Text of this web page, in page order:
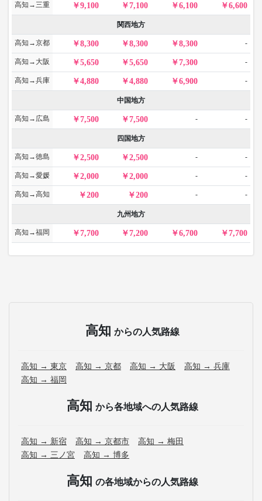
高知→三重 9,100 7,100 6,100 6,600
関西地方
高知→京都 8,300 8,300 8,300 -
高知→大阪 5,650 5,650 7,300 -
高知→兵庫 4,880 4,880 6,900 -
中国地方
高知→広島 7,500 7,500 - -
四国地方
高知→徳島 2,500 2,500 - -
高知→愛媛 2,000 2,000 - -
高知→高知 200 200 - -
九州地方
高知→福岡 7,700 7,200 6,700 7,700
高知 からの人気路線
高知 → 東京 高知 → 京都 高知 → 大阪
高知 → 兵庫
高知 → 福岡
高知 から各地域への人気路線
高知 → 新宿 高知 → 京都市
高知 → 梅田
高知 → 三ノ宮
高知 → 博多
高知 の各地域からの人気路線